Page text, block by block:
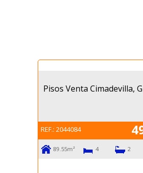
Buscar
Pisos Venta Cimadevilla,
REF.: 2044084
89.55m² 4 2